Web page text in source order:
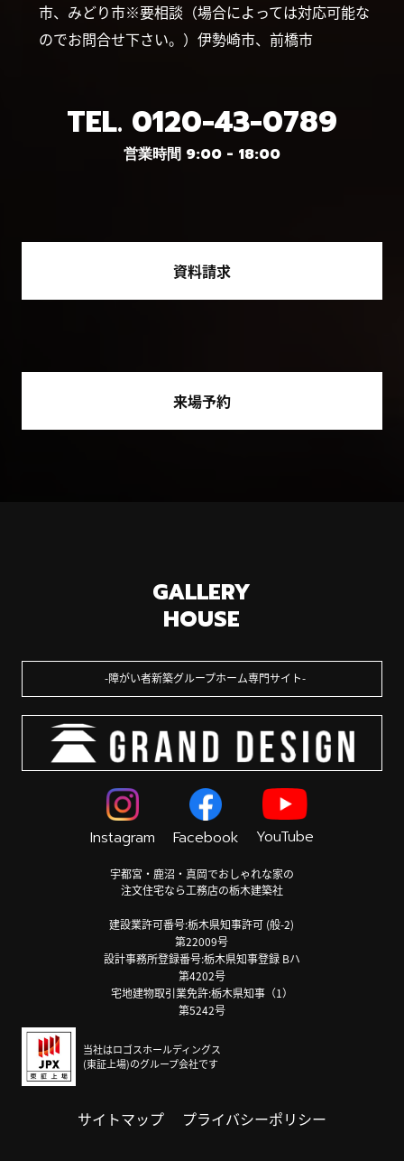
市、みどり市※要相談（場合によっては対応可能な
のでお問合せ下さい。）伊勢崎市、前橋市
TEL. 0120-43-0789
営業時間 9:00 - 18:00
資料請求
来場予約
GALLERY
HOUSE
障がい者新築グループホーム専門サイト
Instagram Facebook YouTube
宇都宮・鹿沼・真岡でおしゃれな家の
注文住宅なら工務店の栃木建築社
建設業許可番号:栃木県知事許可 (般-2)
第22009号
設計事務所登録番号:栃木県知事登録 Bハ
第4202号
宅地建物取引業免許:栃木県知事（1）
第5242号
当社はロゴスホールディングス
(東証上場)のグループ会社です
サイトマップ プライバシーポリシー